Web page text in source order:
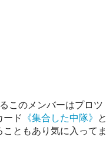
このメンバーはプロツ
ード 《集合した中隊》 と
ともあり気に入ってま